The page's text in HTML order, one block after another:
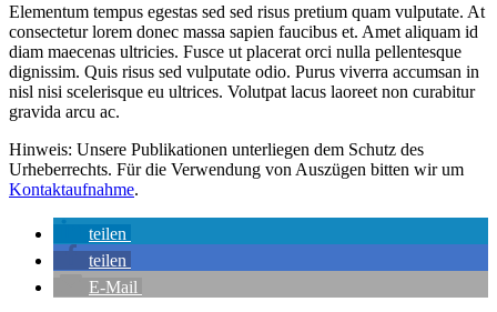
Elementum tempus egestas sed sed risus pretium quam vulputate. At
consectetur lorem donec massa sapien faucibus et. Amet aliquam id
diam maecenas ultricies. Fusce ut placerat orci nulla pellentesque
dignissim. Quis risus sed vulputate odio. Purus viverra accumsan in
nisl nisi scelerisque eu ultrices. Volutpat lacus laoreet non curabitur
gravida arcu ac.
Hinweis: Unsere Publikationen unterliegen dem Schutz des
Urheberrechts. Für die Verwendung von Auszügen bitten wir um
Kontaktaufnahme.
teilen
teilen
E-Mail